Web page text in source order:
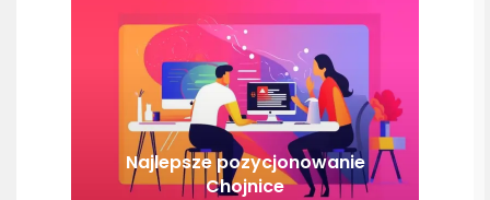
Najlepsze pozycjonowanie
Chojnice